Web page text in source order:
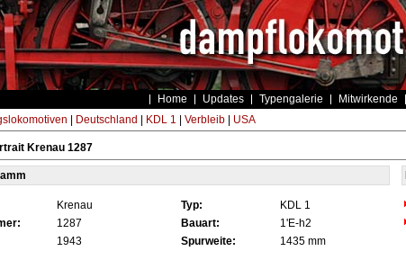
Home Updates Typengalerie Mitwirkende
Deutschland KDL 1 Verbleib| USA
Krenau 1287
Krenau Typ: KDL 1
1287 Bauart: 1'E-h2
1943 Spurweite: 1435 mm